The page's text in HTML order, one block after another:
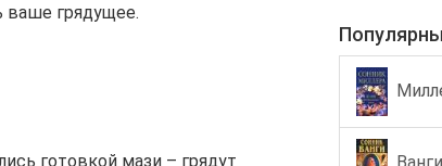
ваше грядущее.
готовкой мази – грядут